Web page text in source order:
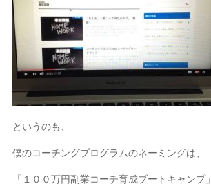
というのも、
僕のコーチングプログラムのネーミングは、
「１００万円副業コーチ育成ブートキャンプ」